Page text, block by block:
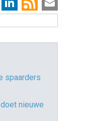
spaarders
nieuwe